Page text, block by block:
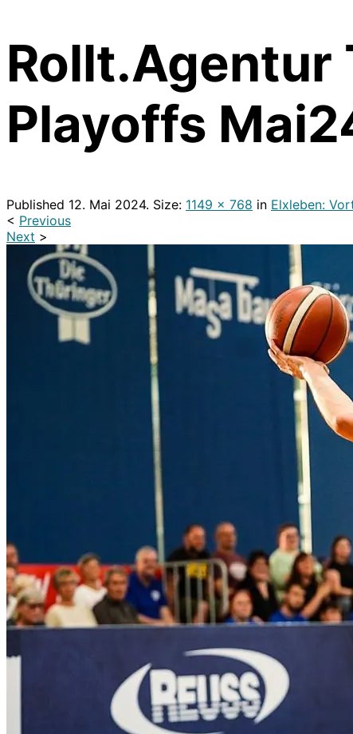
Rollt.Agentur
Playoffs
Published 12. Mai 2024. Size: 1149 × 768 in Elxleben:
< Previous
Next >